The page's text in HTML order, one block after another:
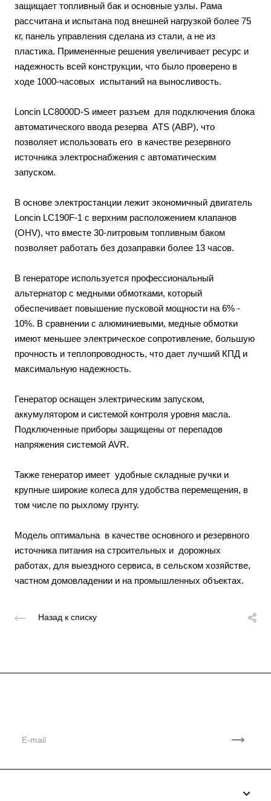
защищает топливный бак и основные узлы. Рама
рассчитана и испытана под внешней нагрузкой более 75
кг, панель управления сделана из стали, а не из
пластика. Примененные решения увеличивает ресурс и
надежность всей конструкции, что было проверено в
ходе 1000-часовых испытаний на выносливость.
Loncin LC8000D-S имеет разъем для подключения блока
автоматического ввода резерва ATS (АВР), что
позволяет использовать его в качестве резервного
источника электроснабжения с автоматическим
запуском.
В основе электростанции лежит экономичный двигатель
Loncin LC190F-1 с верхним расположением клапанов
(OHV), что вместе 30-литровым топливным баком
позволяет работать без дозаправки более 13 часов.
В генераторе используется профессиональный
альтернатор с медными обмотками, который
обеспечивает повышение пусковой мощности на 6% -
10%. В сравнении с алюминиевыми, медные обмотки
имеют меньшее электрическое сопротивление, большую
прочность и теплопроводность, что дает лучший КПД и
максимальную надежность.
Генератор оснащен электрическим запуском,
аккумулятором и системой контроля уровня масла.
Подключенные приборы защищены от перепадов
напряжения системой AVR.
Также генератор имеет удобные складные ручки и
крупные широкие колеса для удобства перемещения, в
том числе по рыхлому грунту.
Модель оптимальна в качестве основного и резервного
источника питания на строительных и дорожных
работах, для выездного сервиса, в сельском хозяйстве,
частном домовладении и на промышленных объектах.
Назад к списку